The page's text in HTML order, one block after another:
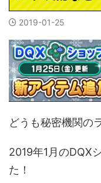
2019-01-25
どうも秘密機関の
2019年1月のDQX
た！